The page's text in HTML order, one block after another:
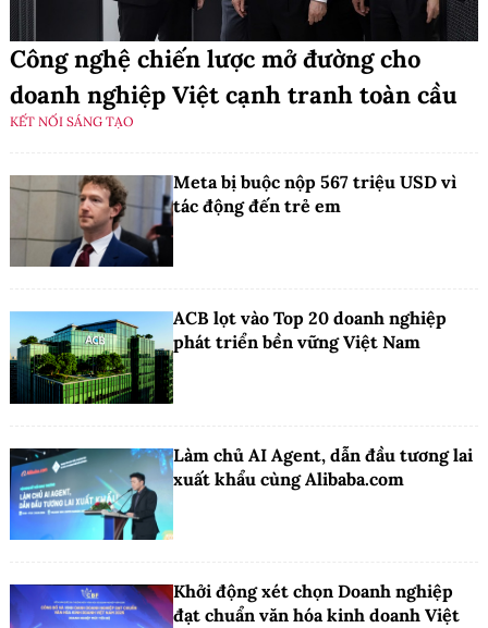
Công nghệ chiến lược mở đường cho
doanh nghiệp Việt cạnh tranh toàn cầu
KẾT NỐI SÁNG TẠO
Meta bị buộc nộp 567 triệu USD vì
tác động đến trẻ em
ACB lọt vào Top 20 doanh nghiệp
phát triển bền vững Việt Nam
Làm chủ AI Agent, dẫn đầu tương lai
xuất khẩu cùng Alibaba.com
Khởi động xét chọn Doanh nghiệp
đạt chuẩn văn hóa kinh doanh Việt